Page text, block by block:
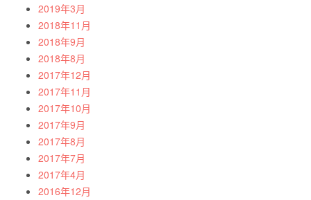
2019年3月
2018年11月
2018年9月
2018年8月
2017年12月
2017年11月
2017年10月
2017年9月
2017年8月
2017年7月
2017年4月
2016年12月